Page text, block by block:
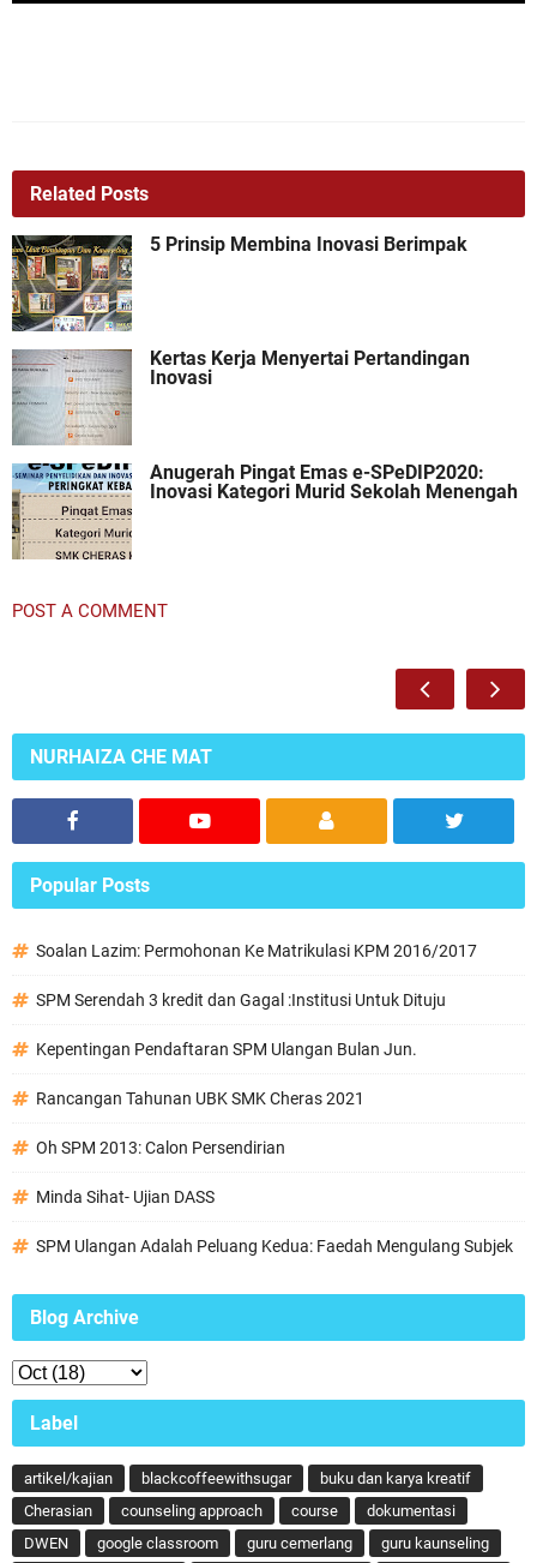
Related Posts
5 Prinsip Membina Inovasi Berimpak
Kertas Kerja Menyertai Pertandingan
Inovasi
Anugerah Pingat Emas e-SPeDIP2020:
Inovasi Kategori Murid Sekolah Menengah
POST A COMMENT
NURHAIZA CHE MAT
Popular Posts
Soalan Lazim: Permohonan Ke Matrikulasi KPM 2016/2017
SPM Serendah 3 kredit dan Gagal :Institusi Untuk Dituju
Kepentingan Pendaftaran SPM Ulangan Bulan Jun.
Rancangan Tahunan UBK SMK Cheras 2021
Oh SPM 2013: Calon Persendirian
Minda Sihat- Ujian DASS
SPM Ulangan Adalah Peluang Kedua: Faedah Mengulang Subjek
Blog Archive
Label
artikel/kajian blackcoffeewithsugar
buku dan karya kreatif
Cherasian
counseling approach course
dokumentasi
DWEN
google classroom guru cemerlang
guru kaunseling